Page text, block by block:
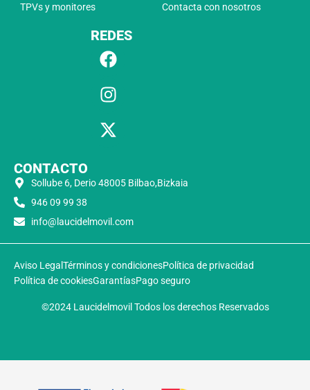
TPVs y monitores
Contacta con nosotros
REDES
CONTACTO
Sollube 6, Derio 48005 Bilbao,Bizkaia
946 09 99 38
info@laucidelmovil.com
Aviso LegalTérminos y condicionesPolítica de privacidad
Política de cookiesGarantíasPago seguro
©2024 Laucidelmovil Todos los derechos Reservados